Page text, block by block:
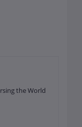
the World